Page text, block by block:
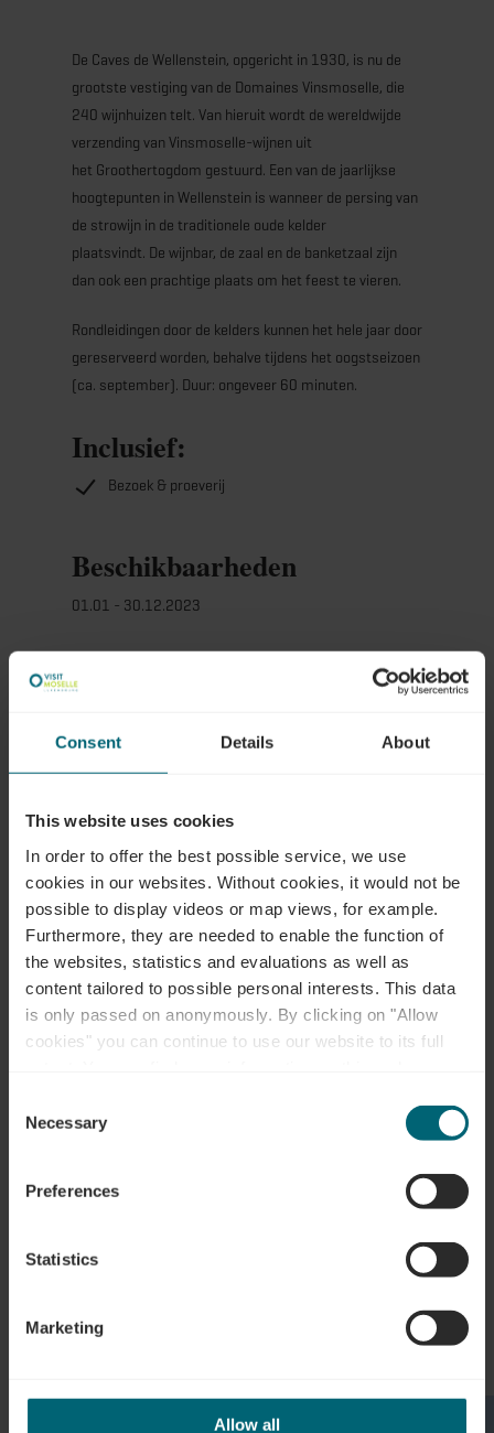
Consent Details About
This website uses cookies
In order to offer the best possible service, we use
cookies in our websites. Without cookies, it would not be
possible to display videos or map views, for example.
Furthermore, they are needed to enable the function of
the websites, statistics and evaluations as well as
content tailored to possible personal interests. This data
is only passed on anonymously. By clicking on "Allow
cookies" you can continue to use our website to its full
time.
Selection
Necessary
Preferences
Statistics
Marketing
Allow all
De Caves de Wellenstein, opgericht in 1930, is nu de
grootste vestiging van de Domaines Vinsmoselle, die
240 wijnhuizen telt. Van hieruit wordt de wereldwijde
verzending van Vinsmoselle-wijnen uit
het Groothertogdom gestuurd. Een van de jaarlijkse
hoogtepunten in Wellenstein is wanneer de persing van
de strowijn in de traditionele oude kelder
plaatsvindt. De wijnbar, de zaal en de banketzaal zijn
dan ook een prachtige plaats om het feest te vieren.
Rondleidingen door de kelders kunnen het hele jaar door
gereserveerd worden, behalve tijdens het oogstseizoen
(ca. september). Duur: ongeveer 60 minuten.
Inclusief:
Bezoek & proeverij
Beschikbaarheden
01.01 - 30.12.2023
Contact
37, Rue des Caves
L-5471 Wellenstein
Op kaart tonen
Tel.: +352 26 66 14 40
e-mail: info@vinsmoselle.lu
Volg ons op
Vergelijkbare
rondleidingen
Details & Boek